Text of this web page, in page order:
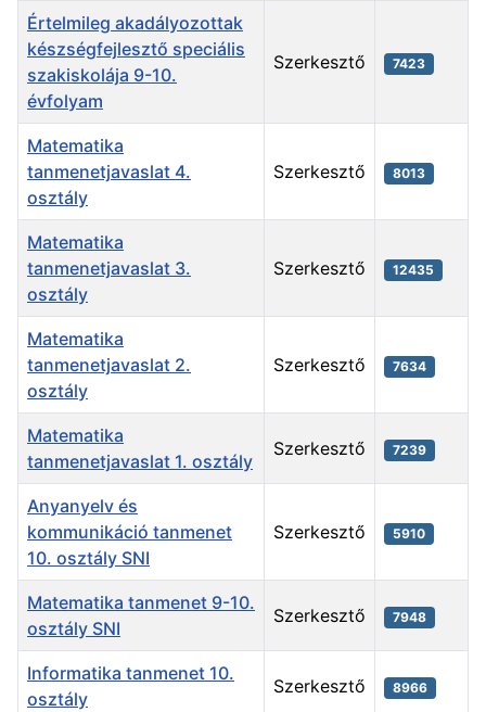
Értelmileg akadályozottak
készségfejlesztő speciális
szakiskolája 9-10.
évfolyam
Szerkesztő 7423
Matematika
tanmenetjavaslat 4.
osztály
Szerkesztő 8013
Matematika
tanmenetjavaslat 3.
osztály
Szerkesztő 12435
Matematika
tanmenetjavaslat 2.
osztály
Szerkesztő 7634
Matematika
tanmenetjavaslat 1. osztály
Szerkesztő 7239
Anyanyelv és
kommunikáció tanmenet
10. osztály SNI
Szerkesztő 5910
Matematika tanmenet 9-10.
osztály SNI
Szerkesztő 7948
Informatika tanmenet 10.
osztály
Szerkesztő 8966